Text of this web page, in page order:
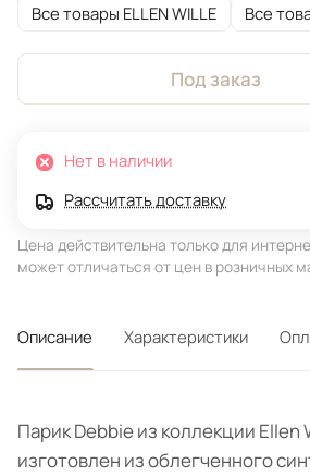
Все товары ELLEN WILLE Все
Под заказ
Нет в наличии
Рассчитать доставку
Цена действительна только для
может отличаться от цен в розничных
Описание Характеристики
Парик Debbie из коллекции Ellen
изготовлен из облегченного